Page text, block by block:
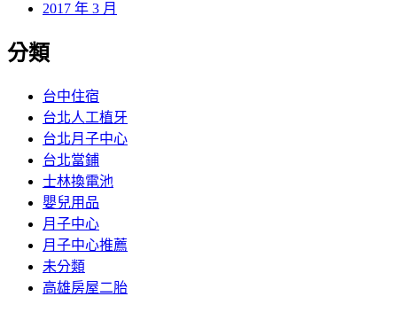
2017 年 3 月
分類
台中住宿
台北人工植牙
台北月子中心
台北當鋪
士林換電池
嬰兒用品
月子中心
月子中心推薦
未分類
高雄房屋二胎